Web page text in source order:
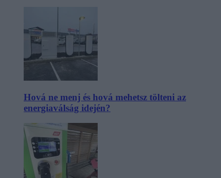
Hová ne menj és hová mehetsz tölteni az
energiaválság idején?